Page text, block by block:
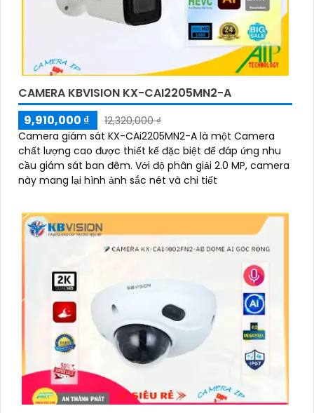
CAMERA KBVISION KX-CAI2205MN2-A
9,910,000 ₫
12,320,000 ₫
Camera giám sát KX-CAi2205MN2-A là một Camera
chất lượng cao được thiết kế đặc biệt để đáp ứng nhu
cầu giám sát ban đêm. Với độ phân giải 2.0 MP, camera
này mang lại hình ảnh sắc nét và chi tiết